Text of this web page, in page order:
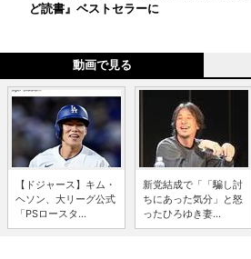
ど読書』ベストセラーに
動画で見る
【ドジャース】キム・
ヘソン、大リーグ公式
「PSロースタ...
新党結成で「「騙し討
ちにあった気分」と怒
ったひろゆき妻...